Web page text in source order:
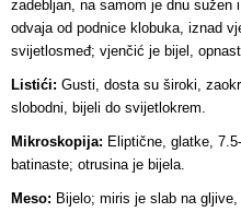
zadebljan, na samom je dnu sužen
odvaja od podnice klobuka, iznad
svijetlosmeđ; vjenčić je bijel,
Listići: Gusti, dosta su široki,
slobodni, bijeli do svijetlokrem.
Mikroskopija: Eliptične, glatke,
batinaste; otrusina je bijela.
Meso: Bijelo; miris je slab na